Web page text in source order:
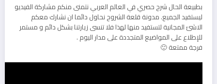
بطبيعة الحال شرح حصري في العالم العربي نتمنى منكم مشاركة الفيديو
ليستفيد الجميع. مدونة قلعة الشروح نحاول دائما ان نشارك معكم
الاشئ المجانية لتستفيد منها لهذا فلا تنسى زيارتنا بشكل دائم و مستمر
للإطلاع على المواضيع المتجددة على مدار اليوم .
فرجة ممتعة 🙂